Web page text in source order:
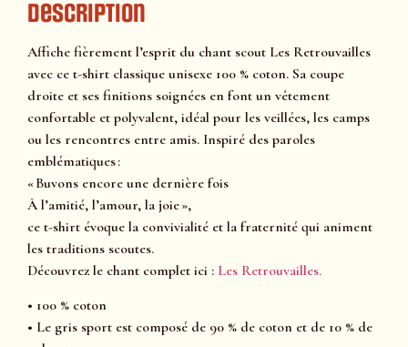
Description
Affiche fièrement l’esprit du chant scout Les Retrouvailles
avec ce t-shirt classique unisexe 100 % coton. Sa coupe
droite et ses finitions soignées en font un vêtement
confortable et polyvalent, idéal pour les veillées, les camps
ou les rencontres entre amis. Inspiré des paroles
emblématiques :
« Buvons encore une dernière fois
À l’amitié, l’amour, la joie »,
ce t-shirt évoque la convivialité et la fraternité qui animent
les traditions scoutes.
Découvrez le chant complet ici : Les Retrouvailles.
• 100 % coton
• Le gris sport est composé de 90 % de coton et de 10 % de